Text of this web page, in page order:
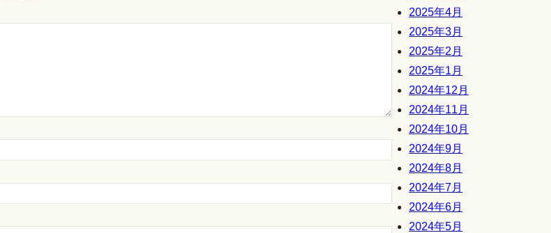
2025年4月
2025年3月
2025年2月
2025年1月
2024年12月
2024年11月
2024年10月
2024年9月
2024年8月
2024年7月
2024年6月
2024年5月